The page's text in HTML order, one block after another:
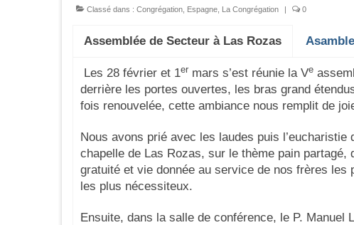
Classé dans : Congrégation Espagne La Congrégation | 0
Assemblée de Secteur à Las Rozas
Les 28 février et 1er mars s’est réunie la Ve
derrière les portes ouvertes, les bras grand
fois renouvelée, cette ambiance nous remplit de
Nous avons prié avec les laudes puis l’eucharistie
chapelle de Las Rozas, sur le thème pain partagé,
gratuité et vie donnée au service de nos frères les
les plus nécessiteux.
Ensuite, dans la salle de conférence, le P. Manuel